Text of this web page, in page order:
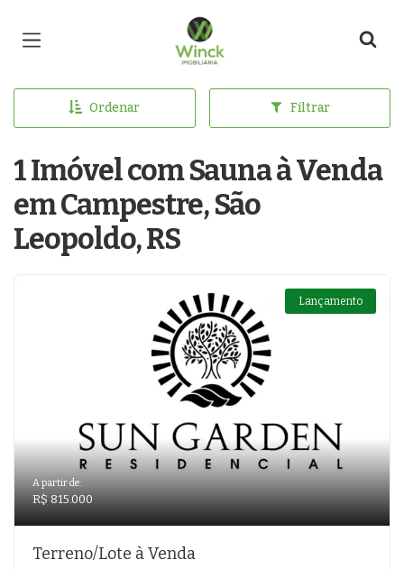
Página inicial
Ordenar Filtrar
1 Imóvel com Sauna à Venda
em Campestre, São
Leopoldo, RS
Lançamento
A partir de:
R$ 815.000
Terreno/Lote à Venda